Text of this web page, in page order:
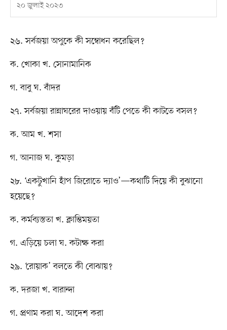
২০ জুলাই ২০২৩
২৬. সর্বজয়া অপুকে কী সম্বোধন করেছিল?
ক. খোকা খ. সোনামানিক
গ. বাবু ঘ. বাঁদর
২৭. সর্বজয়া রান্নাঘরের দাওয়ায় বঁটি পেতে কী কাটতে বসল?
ক. আম খ. শসা
গ. আনাজ ঘ. কুমড়া
২৮. ‘একটুখানি হাঁপ জিরোতে দ্যাও’—কথাটি দিয়ে কী বুঝানো
হয়েছে?
ক. কর্মব্যস্ততা খ. ক্লান্তিময়তা
গ. এড়িয়ে চলা ঘ. কটাক্ষ করা
২৯. ‘রোয়াক’ বলতে কী বোঝায়?
ক. দরজা খ. বারান্দা
গ. প্রণাম করা ঘ. আদেশ করা